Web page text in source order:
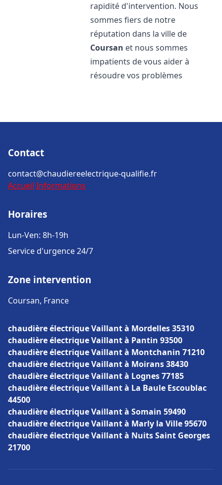
rapidité d'intervention. Nous
sommes fiers de notre
réputation dans la ville de
Coursan et nous sommes
impatients de vous aider à
résoudre vos problèmes
Contact
contact@chaudiereelectrique-qualifie.fr
Accueil Informations
Horaires
Lun-Ven: 8h-19h
Service d'urgence 24/7
Zone intervention
Coursan, France
chaudière électrique Vaillant à Mordelles 35310
chaudière électrique Vaillant à Pantin 93500
chaudière électrique Vaillant à Montchanin 71210
chaudière électrique Vaillant à Moirans 38430
chaudière électrique Vaillant à Lognes 77185
chaudière électrique Vaillant à La Baule Escoublac
44500
chaudière électrique Vaillant à Somain 59490
chaudière électrique Vaillant à Marly la Ville 95670
chaudière électrique Vaillant à Nuits Saint Georges
21700